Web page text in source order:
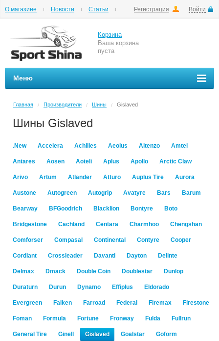
Регистрация Войти
О магазине Новости
Статьи
Корзина
Ваша корзина
пуста
Меню
Главная / Производители / Шины / Gislaved
Шины Gislaved
.New Accelera Achilles Aeolus Altenzo Amtel
Antares Aosen Aoteli Aplus Apollo Arctic Claw
Arivo Artum Atlander Atturo Auplus Tire Aurora
Austone Autogreen Autogrip Avatyre Bars Barum
Bearway BFGoodrich Blacklion Bontyre Boto
Bridgestone Cachland Centara Charmhoo Chengshan
Comforser Compasal Continental Contyre Cooper
Cordiant Crossleader Davanti Dayton Delinte
Delmax Dmack Double Coin Doublestar Dunlop
Duraturn Durun Dynamo Effiplus Eldorado
Evergreen Falken Farroad Federal Firemax Firestone
Foman Formula Fortune Fronway Fulda Fullrun
General Tire Ginell Gislaved Goalstar Goform